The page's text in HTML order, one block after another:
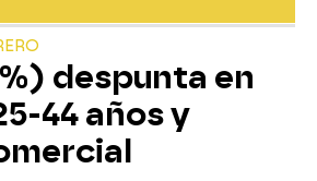
despunta en
44 años y